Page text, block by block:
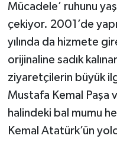
Mücadele’ ruhunu
çekiyor. 2001’de
yılında da hizmete
orijinaline sadık
ziyaretçilerin büyük
Mustafa Kemal Paşa
halindeki bal mumu
Kemal Atatürk’ün